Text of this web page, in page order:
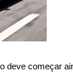
deve começar